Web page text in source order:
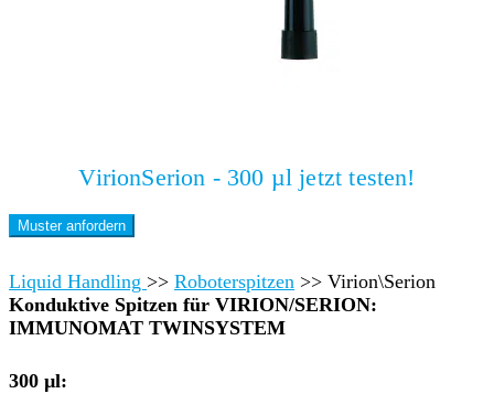
VirionSerion - 300 µl jetzt testen!
Muster anfordern
Liquid Handling >> Roboterspitzen >> Virion\Serion
Konduktive Spitzen für VIRION/SERION:
IMMUNOMAT TWINSYSTEM
300 µl: